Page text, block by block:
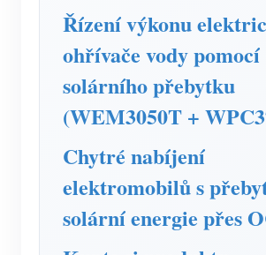
Monitor spotřeby elektřiny
Řídicí systém PV ohřívače
Automatizace domácnosti
Tovární energetické monitorování
Zdroje
Rychlý start produktu
Dokument
Výukové video
FAQ
Zprávy
Blogy
Společenství
Vývojář
Prozkoumat
Program odměn
O nás
Řízení výkonu
ohřívače vody pomocí
solárního přebytku
(WEM3050T +
Chytré nabíjení
elektromobilů s
solární energie přes